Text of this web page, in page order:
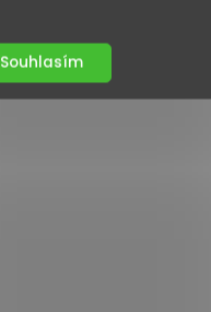
Souhlasím